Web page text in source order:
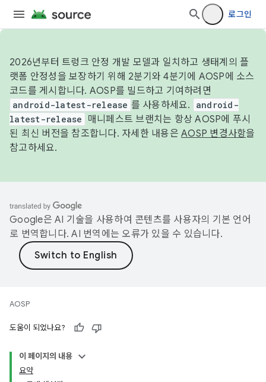
로그인
2026년부터 트렁크 안정 개발 모델과 일치하고 생태계의 플
랫폼 안정성을 보장하기 위해 2분기와 4분기에 AOSP에 소스
코드를 게시합니다. AOSP를 빌드하고 기여하려면
android-latest-release 를 사용하세요.
android-
latest-release
매니페스트 브랜치는 항상 AOSP에 푸시
된 최신 버전을 참조합니다. 자세한 내용은 AOSP 변경사항을
참고하세요.
Google은 AI 기술을 사용하여 콘텐츠를 사용자의 기본 언어
로 번역합니다. AI 번역에는 오류가 있을 수 있습니다.
AOSP
도움이 되었나요?
이 페이지의 내용
요약